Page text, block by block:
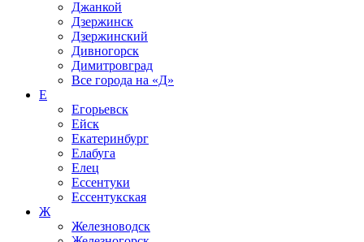
Джанкой
Дзержинск
Дзержинский
Дивногорск
Димитровград
Все города на «Д»
Е
Егорьевск
Ейск
Екатеринбург
Елабуга
Елец
Ессентуки
Ессентукская
Ж
Железноводск